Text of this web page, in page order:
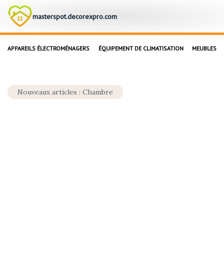
masterspot.decorexpro.com
APPAREILS ÉLECTROMÉNAGERS ÉQUIPEMENT DE CLIMATISATION MEUBLES
Nouveaux articles : Chambre